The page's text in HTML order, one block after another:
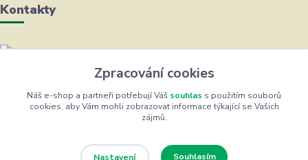
Kontakty
Helena Bayerová
+420 604 711 491
(Po-Čt, 8-16 hod.)
Zpracování cookies
Náš e-shop a partneři potřebují Váš souhlas s použitím souborů
cookies, aby Vám mohli zobrazovat informace týkající se Vašich
zájmů.
Nastavení Souhlasím